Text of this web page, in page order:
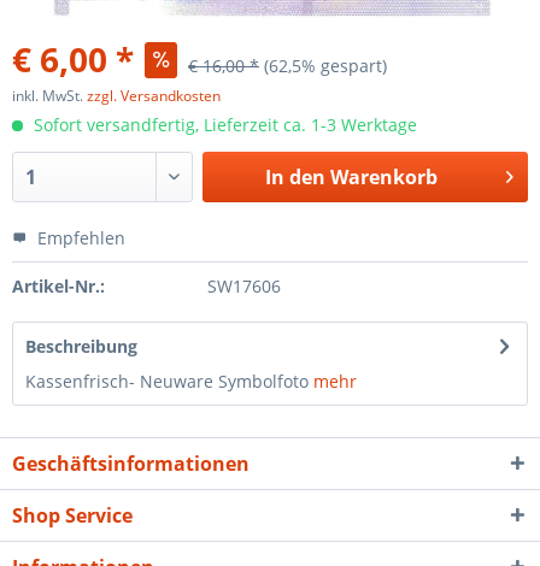
€ 6,00 * € 16,00 * (62,5% gespart)
inkl. MwSt.zzgl. Versandkosten
Sofort versandfertig, Lieferzeit ca. 1-3 Werktage
In den Warenkorb
Empfehlen
Artikel-Nr.: SW17606
Beschreibung
Kassenfrisch- Neuware Symbolfoto mehr
Geschäftsinformationen
Shop Service